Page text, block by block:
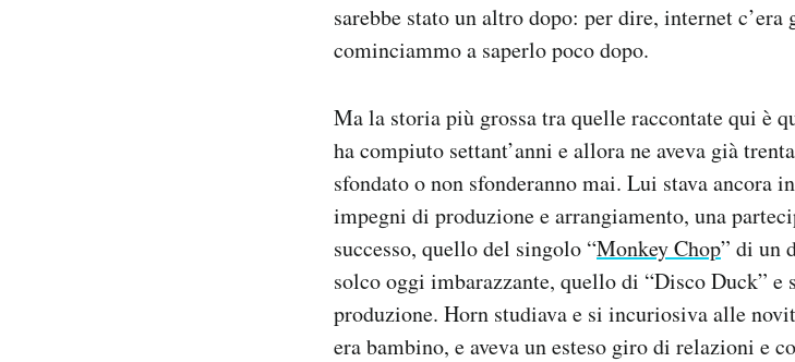
sarebbe stato un altro dopo: per dire, internet
cominciammo a saperlo poco dopo.
Ma la storia più grossa tra quelle raccontate qui è
ha compiuto settant’anni e allora ne aveva già
sfondato o non sfonderanno mai. Lui stava
impegni di produzione e arrangiamento, una
successo, quello del singolo “Monkey Chop” di un
solco oggi imbarazzante, quello di “Disco Duck”
produzione. Horn studiava e si incuriosiva alle
era bambino, e aveva un esteso giro di relazioni e